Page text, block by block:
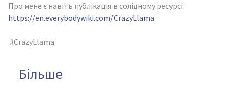
Про мене є навіть публікація в солідному ресурсі
https://en.everybodywiki.com/CrazyLlama
#CrazyLlama
Більше